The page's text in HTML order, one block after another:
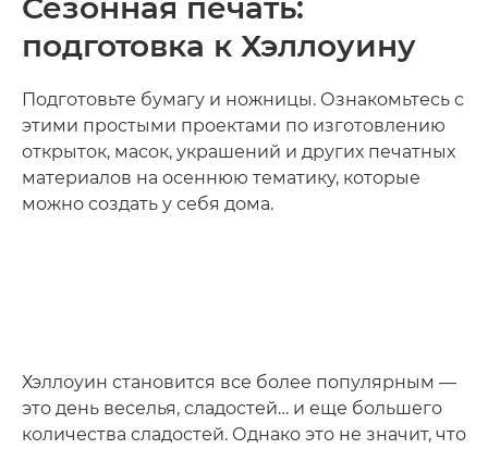
Сезонная печать:
подготовка к Хэллоуину
Подготовьте бумагу и ножницы. Ознакомьтесь с
этими простыми проектами по изготовлению
открыток, масок, украшений и других печатных
материалов на осеннюю тематику, которые
можно создать у себя дома.
Хэллоуин становится все более популярным —
это день веселья, сладостей… и еще большего
количества сладостей. Однако это не значит, что